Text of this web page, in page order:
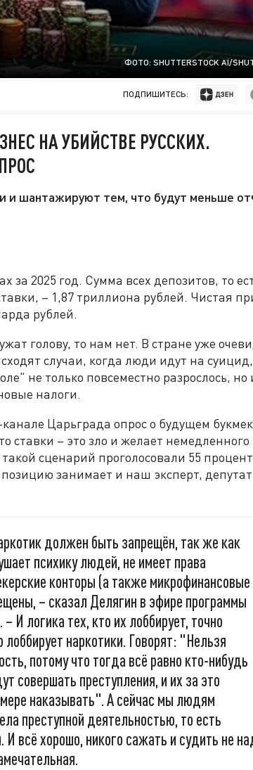
ФОТО: SHUTTERSTOCK AI/
ПОДПИШИТЕСЬ:
НА УБИЙСТВЕ РУССКИХ.
и шантажируют тем, что будут меньше
за 2025 год. Сумма всех депозитов, то
– 1,87 триллиона рублей. Чистая
рублей.
голову, то нам нет. В стране уже
случаи, когда люди идут на суицид,
не только повсеместно разрослось, но
налоги.
Царьграда опрос о будущем
ставки – это зло и желает немедленного
сценарий проголосовали 55
занимает и наш эксперт, депутат
должен быть запрещён, так же как
психику людей, не имеет права
конторы (а также микрофинансовые
– сказал Делягин в эфире программы
И логика тех, кто их лоббирует, точно
наркотики. Говорят: "Нельзя
потому что тогда всё равно кто-нибудь
совершать преступления, и их за это
наказывать". А сейчас мы людям
преступной деятельностью, то есть
всё хорошо, никого сажать и судить не